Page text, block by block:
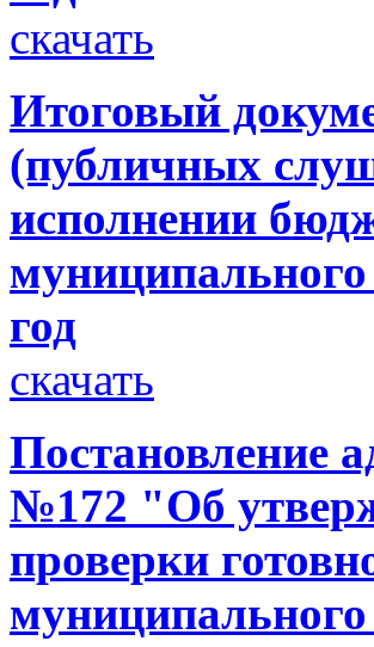
скачать
Итоговый
(публичных
исполнении
год
скачать
Постановление
№172 "Об
проверки